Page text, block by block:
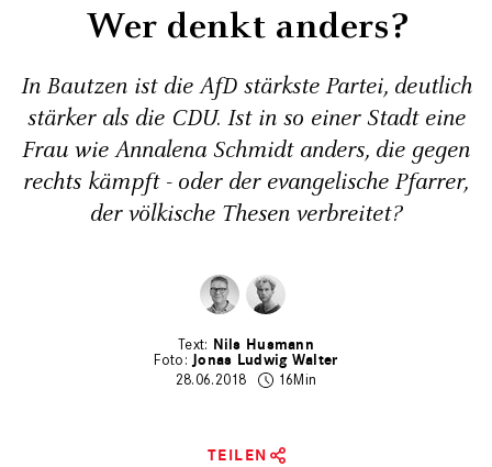
Wer denkt anders?
In Bautzen ist die AfD stärkste Partei, deutlich
stärker als die CDU. Ist in so einer Stadt eine
Frau wie Annalena Schmidt anders, die gegen
rechts kämpft - oder der evangelische Pfarrer,
der völkische Thesen verbreitet?
Nils Husmann
Jonas Ludwig Walter
28.06.2018
16Min
TEILEN